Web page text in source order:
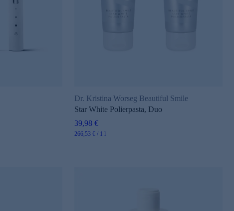
Dr. Kristina Worseg Beautiful Smile
Star White Polierpasta, Duo
39,98 €
266,53 € / 1 l